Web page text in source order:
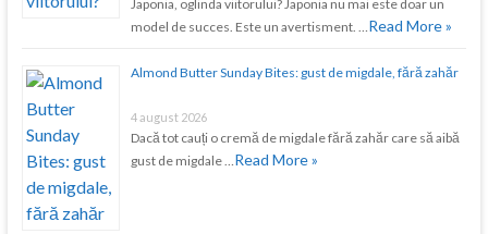
Japonia, oglinda viitorului? Japonia nu mai este doar un
model de succes. Este un avertisment. … Read More »
Almond Butter Sunday Bites: gust de migdale, fără zahăr
4 august 2026
Dacă tot cauți o cremă de migdale fără zahăr care să aibă
gust de migdale … Read More »